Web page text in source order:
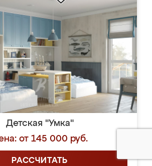
Детская "Умка"
от 145 000 руб.
РАССЧИТАТЬ